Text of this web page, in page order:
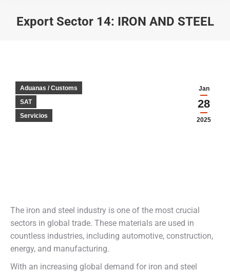
Export Sector 14: IRON AND STEEL
Jan
28
2025
Aduanas / Customs
SAT
Servicios
The iron and steel industry is one of the most crucial
sectors in global trade. These materials are used in
countless industries, including automotive, construction,
energy, and manufacturing.
With an increasing global demand for iron and steel